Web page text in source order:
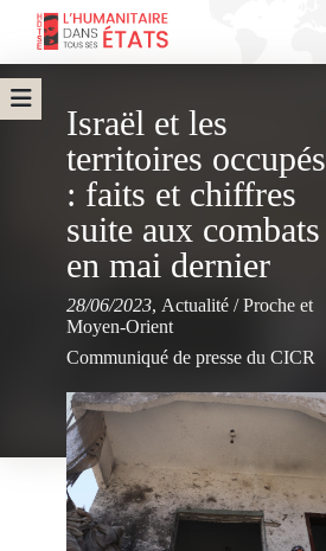
Israël et les
territoires occupés
: faits et chiffres
suite aux combats
en mai dernier
28/06/2023, Actualité /Proche et
Moyen-Orient
Communiqué de presse du CICR